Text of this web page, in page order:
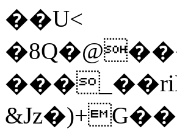
��U<